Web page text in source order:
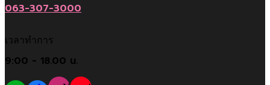
063-307-3000
เวลาทำการ
9:00 - 18.00 น.